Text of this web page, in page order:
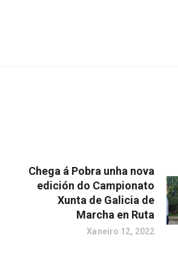
Chega á Pobra unha nova
edición do Campionato
Xunta de Galicia de
Marcha en Ruta
Xaneiro 12, 2022